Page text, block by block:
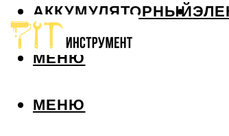
АККУМУЛЯТОРНЫЙ
МЕНЮ
МЕНЮ